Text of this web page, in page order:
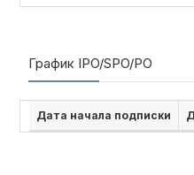
График IPO/SPO/PO
Дата начала подписки